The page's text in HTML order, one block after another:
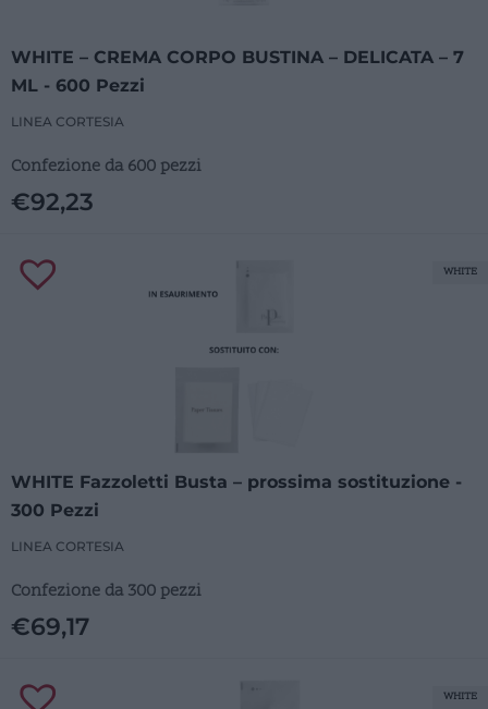
WHITE – CREMA CORPO BUSTINA – DELICATA – 7
ML - 600 Pezzi
LINEA CORTESIA
Confezione da 600 pezzi
€92,23
WHITE Fazzoletti Busta – prossima sostituzione -
300 Pezzi
LINEA CORTESIA
Confezione da 300 pezzi
€69,17
WHITE
WHITE